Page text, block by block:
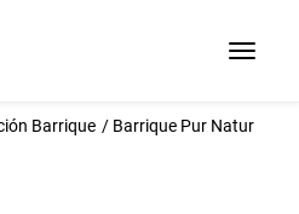
Toggle
Barrique Barrique Pur Natur